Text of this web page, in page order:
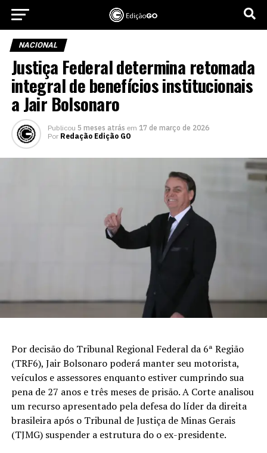
NACIONAL
Justiça Federal determina retomada
integral de benefícios institucionais
a Jair Bolsonaro
Publicou 5 meses atrás em 17 de março de 2026
Por Redação Edição GO
Por decisão do Tribunal Regional Federal da 6ª Região
(TRF6), Jair Bolsonaro poderá manter seu motorista,
veículos e assessores enquanto estiver cumprindo sua
pena de 27 anos e três meses de prisão. A Corte analisou
um recurso apresentado pela defesa do líder da direita
brasileira após o Tribunal de Justiça de Minas Gerais
(TJMG) suspender a estrutura do o ex-presidente.